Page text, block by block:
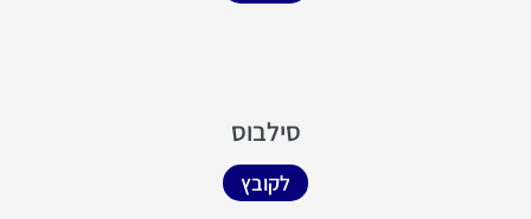
סילבוס
לקובץ